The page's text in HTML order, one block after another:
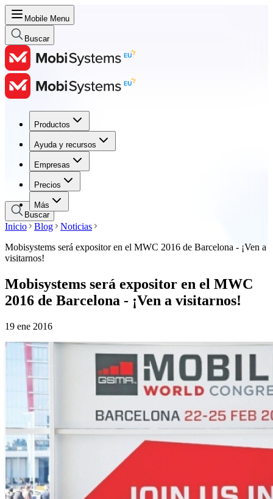
Mobile Menu
Buscar
Productos
Ayuda y recursos
Empresas
Precios
Más
Productos
Ayuda y recursos
Empresas
Precios
Buscar
Inicio Blog
Noticias
Mobisystems será expositor en el MWC 2016 de Barcelona - ¡Ven a
visitarnos!
Mobisystems será expositor en el MWC
2016 de Barcelona - ¡Ven a visitarnos!
19 ene 2016